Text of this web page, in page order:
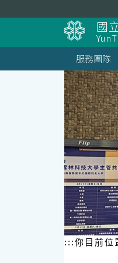
到
主
要
內
容
區
塊
國
服務團隊
:::你目前位